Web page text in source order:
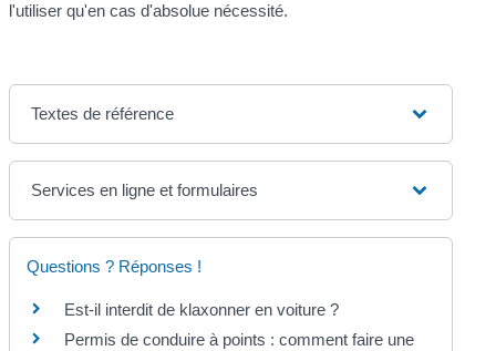
l'utiliser qu'en cas d'absolue nécessité.
Textes de référence
Services en ligne et formulaires
Questions ? Réponses !
Est-il interdit de klaxonner en voiture ?
Permis de conduire à points : comment faire une